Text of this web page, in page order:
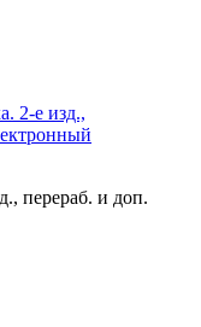
перераб. и доп.